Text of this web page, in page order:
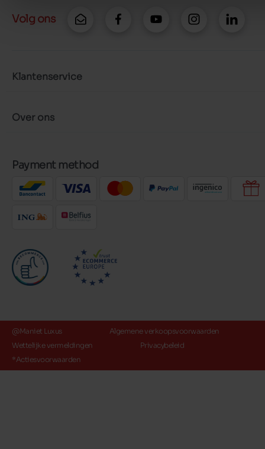
Volg ons
Klantenservice
Over ons
Payment method
@Maniet Luxus
Algemene verkoopsvoorwaarden
Wettelijke vermeldingen
Privacybeleid
*Actiesvoorwaarden